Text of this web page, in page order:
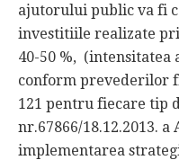
ajutorului public va fi
investitiile realizate
40-50 %,
conform prevederilor
121 pentru fiecare tip
nr.67866/18.12.2013.
implementarea